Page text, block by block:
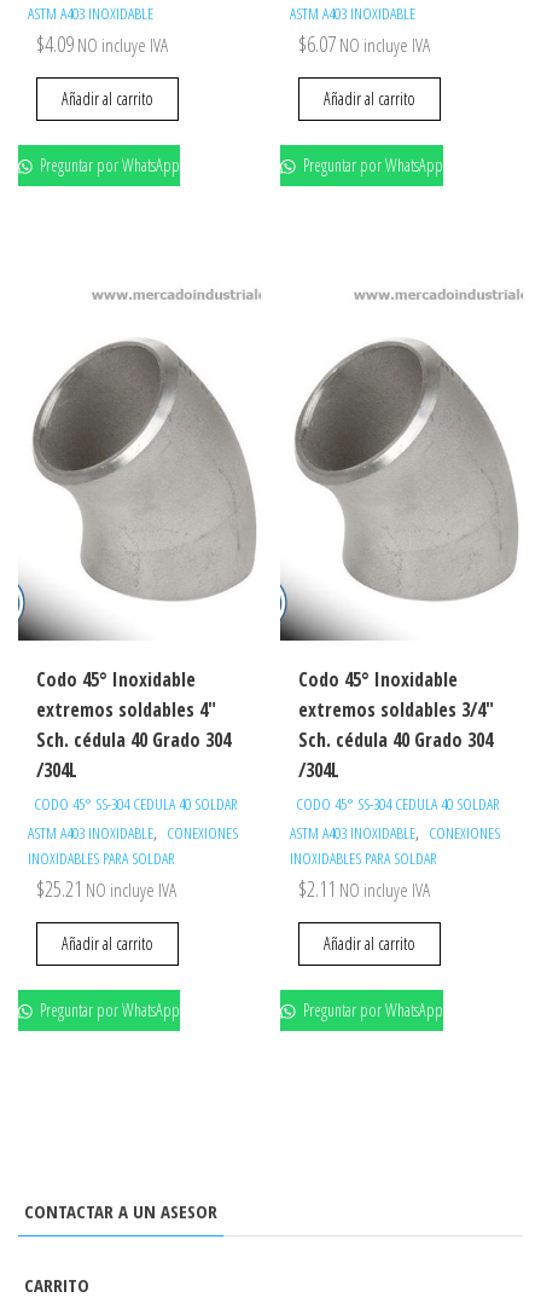
ASTM A403 INOXIDABLE
$4.09 NO incluye IVA
Añadir al carrito
Preguntar por WhatsApp
ASTM A403 INOXIDABLE
$6.07 NO incluye IVA
Añadir al carrito
Preguntar por WhatsApp
Codo 45° Inoxidable
extremos soldables 4″
Sch. cédula 40 Grado 304
/304L
CODO 45° SS-304 CEDULA 40 SOLDAR
ASTM A403 INOXIDABLE, CONEXIONES
INOXIDABLES PARA SOLDAR
$25.21 NO incluye IVA
Añadir al carrito
Preguntar por WhatsApp
Codo 45° Inoxidable
extremos soldables 3/4″
Sch. cédula 40 Grado 304
/304L
CODO 45° SS-304 CEDULA 40 SOLDAR
ASTM A403 INOXIDABLE, CONEXIONES
INOXIDABLES PARA SOLDAR
$2.11 NO incluye IVA
Añadir al carrito
Preguntar por WhatsApp
CONTACTAR A UN ASESOR
CARRITO